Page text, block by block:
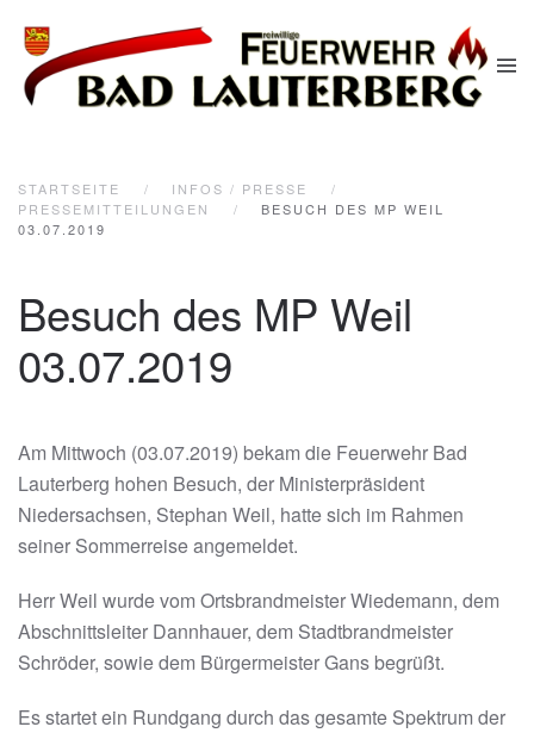
Zum Hauptinhalt springen
STARTSEITE
INFOS / PRESSE
PRESSEMITTEILUNGEN
BESUCH DES MP WEIL
03.07.2019
Besuch des MP Weil
03.07.2019
Am Mittwoch (03.07.2019) bekam die Feuerwehr Bad
Lauterberg hohen Besuch, der Ministerpräsident
Niedersachsen, Stephan Weil, hatte sich im Rahmen
seiner Sommerreise angemeldet.
Herr Weil wurde vom Ortsbrandmeister Wiedemann, dem
Abschnittsleiter Dannhauer, dem Stadtbrandmeister
Schröder, sowie dem Bürgermeister Gans begrüßt.
Es startet ein Rundgang durch das gesamte Spektrum der